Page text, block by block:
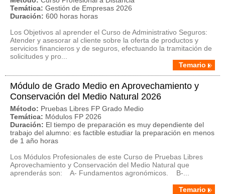
Temática: Gestión de Empresas 2026
Duración: 600 horas horas
Los Objetivos al aprender el Curso de Administrativo Seguros:
Atender y asesorar al cliente sobre la oferta de productos y
servicios financieros y de seguros, efectuando la tramitación de
solicitudes y pro...
Temario
Módulo de Grado Medio en Aprovechamiento y
Conservación del Medio Natural 2026
Método: Pruebas Libres FP Grado Medio
Temática: Módulos FP 2026
Duración: El tiempo de preparación es muy dependiente del
trabajo del alumno: es factible estudiar la preparación en menos
de 1 año horas
Los Módulos Profesionales de este Curso de Pruebas Libres
Aprovechamiento y Conservación del Medio Natural que
aprenderás son: A- Fundamentos agronómicos. B-...
Temario